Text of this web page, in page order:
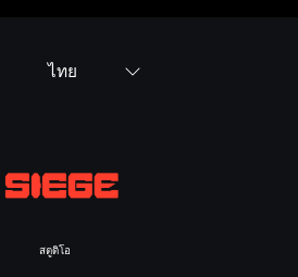
ไทย
สตูดิโอ